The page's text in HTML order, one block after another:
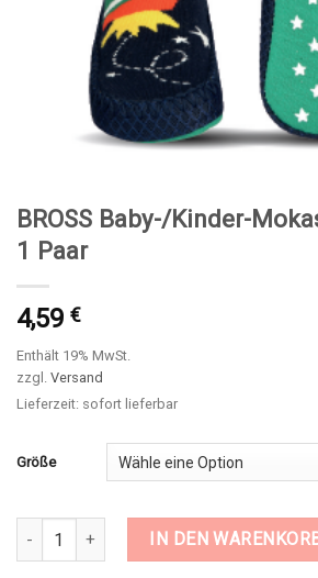
BROSS Baby-/Kinder-
1 Paar
4,59 €
Enthält 19% MwSt.
zzgl. Versand
Lieferzeit: sofort lieferbar
Größe
BROSS Baby-/Kinder-Mokassins Rocket 1
IN DEN